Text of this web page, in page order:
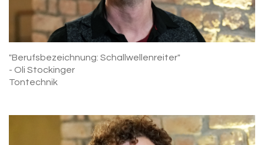
"Berufsbezeichnung: Schallwellenreiter"
- Oli Stockinger
Tontechnik